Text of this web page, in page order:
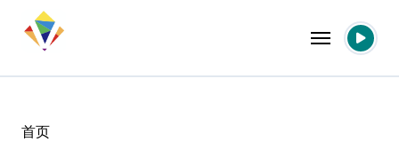
首页